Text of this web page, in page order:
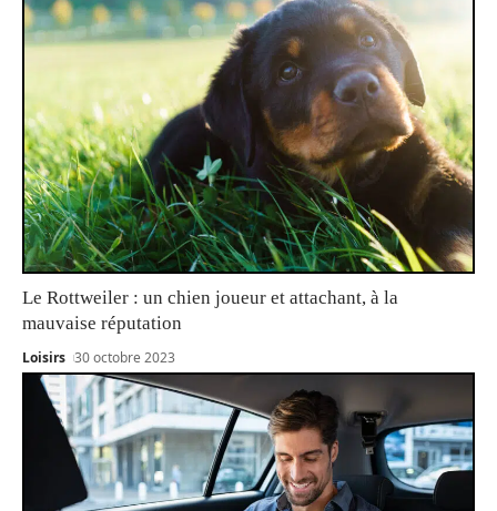
Le Rottweiler : un chien joueur et attachant, à la
mauvaise réputation
Loisirs 30 octobre 2023